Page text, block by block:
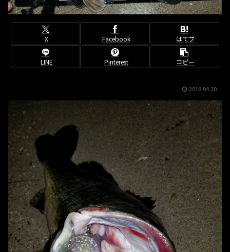
X Facebook はてブ
LINE Pinterest コピー
2018.04.20